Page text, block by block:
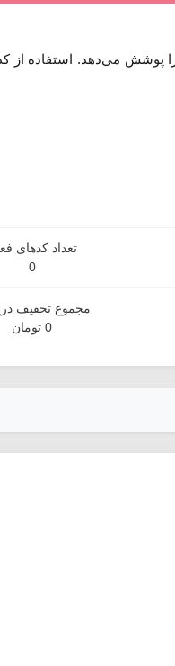
پوشش می‌دهد. استفاده از
تعداد کدهای
0
مجموع تخفیف
0 تومان